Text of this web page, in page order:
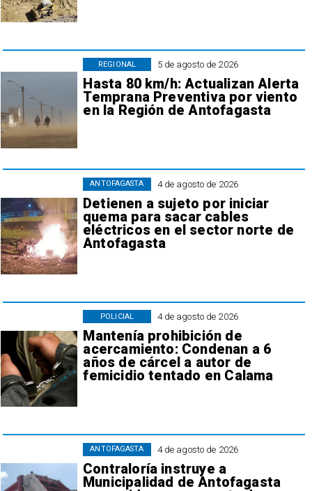
5 de agosto de 2026
Hasta 80 km/h: Actualizan Alerta
Temprana Preventiva por viento
en la Región de Antofagasta
REGIONAL
4 de agosto de 2026
Detienen a sujeto por iniciar
quema para sacar cables
eléctricos en el sector norte de
Antofagasta
ANTOFAGASTA
4 de agosto de 2026
Mantenía prohibición de
acercamiento: Condenan a 6
años de cárcel a autor de
femicidio tentado en Calama
POLICIAL
4 de agosto de 2026
Contraloría instruye a
Municipalidad de Antofagasta
ANTOFAGASTA